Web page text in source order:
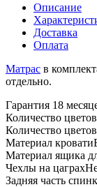
Описание
Доставка
Оплата
Матрас в
отдельно.
Гарантия 18
Количество
Количество
Материал кровати
Материал ящика
Чехлы на цаграх
Задняя часть